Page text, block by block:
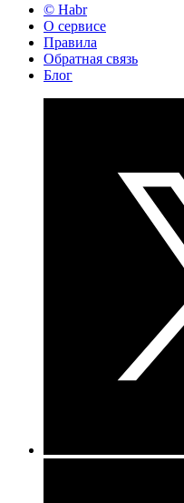
© Habr
О сервисе
Правила
Обратная связь
Блог